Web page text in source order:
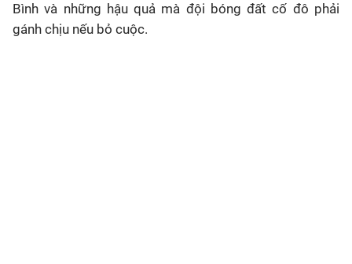
Bình và những hậu quả mà đội bóng đất cố đô phải
gánh chịu nếu bỏ cuộc.